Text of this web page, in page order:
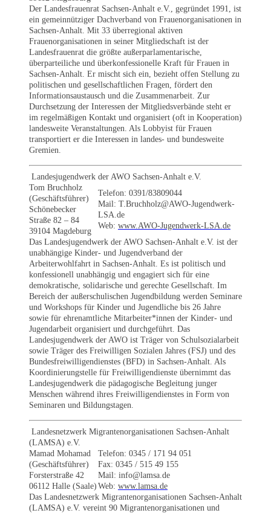
Der Landesfrauenrat Sachsen-Anhalt e.V., gegründet 1991, ist
ein gemeinnütziger Dachverband von Frauenorganisationen in
Sachsen-Anhalt. Mit 33 überregional aktiven
Frauenorganisationen in seiner Mitgliedschaft ist der
Landesfrauenrat die größte außerparlamentarische,
überparteiliche und überkonfessionelle Kraft für Frauen in
Sachsen-Anhalt. Er mischt sich ein, bezieht offen Stellung zu
politischen und gesellschaftlichen Fragen, fördert den
Informationsaustausch und die Zusammenarbeit. Zur
Durchsetzung der Interessen der Mitgliedsverbände steht er
im regelmäßigen Kontakt und organisiert (oft in Kooperation)
landesweite Veranstaltungen. Als Lobbyist für Frauen
transportiert er die Interessen in landes- und bundesweite
Gremien.
Landesjugendwerk der AWO Sachsen-Anhalt e.V.
Tom Bruchholz
(Geschäftsführer)
Schönebecker
Straße 82 – 84
39104 Magdeburg
Telefon: 0391/83809044
Mail: T.Bruchholz@AWO-Jugendwerk-
LSA.de
Web: www.AWO-Jugendwerk-LSA.de
Das Landesjugendwerk der AWO Sachsen-Anhalt e.V. ist der
unabhängige Kinder- und Jugendverband der
Arbeiterwohlfahrt in Sachsen-Anhalt. Es ist politisch und
konfessionell unabhängig und engagiert sich für eine
demokratische, solidarische und gerechte Gesellschaft. Im
Bereich der außerschulischen Jugendbildung werden Seminare
und Workshops für Kinder und Jugendliche bis 26 Jahre
sowie für ehrenamtliche Mitarbeiter*innen der Kinder- und
Jugendarbeit organisiert und durchgeführt. Das
Landesjugendwerk der AWO ist Träger von Schulsozialarbeit
sowie Träger des Freiwilligen Sozialen Jahres (FSJ) und des
Bundesfreiwilligendienstes (BFD) in Sachsen-Anhalt. Als
Koordinierungstelle für Freiwilligendienste übernimmt das
Landesjugendwerk die pädagogische Begleitung junger
Menschen während ihres Freiwilligendienstes in Form von
Seminaren und Bildungstagen.
Landesnetzwerk Migrantenorganisationen Sachsen-Anhalt
(LAMSA) e.V.
Mamad Mohamad
(Geschäftsführer)
Forsterstraße 42
06112 Halle (Saale)
Telefon: 0345 / 171 94 051
Fax: 0345 / 515 49 155
Mail: info@lamsa.de
Web: www.lamsa.de
Das Landesnetzwerk Migrantenorganisationen Sachsen-Anhalt
(LAMSA) e.V. vereint 90 Migrantenorganisationen und